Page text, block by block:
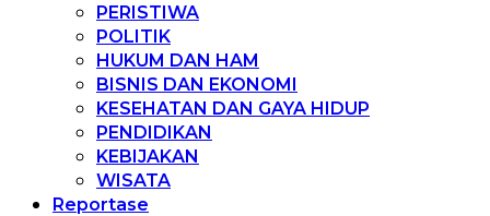
PERISTIWA
POLITIK
HUKUM DAN HAM
BISNIS DAN EKONOMI
KESEHATAN DAN GAYA HIDUP
PENDIDIKAN
KEBIJAKAN
WISATA
Reportase